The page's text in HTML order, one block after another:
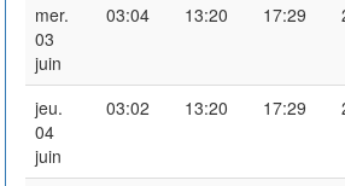
mer.
03
juin
03:04 13:20 17:29
jeu.
04
juin
03:02 13:20 17:29